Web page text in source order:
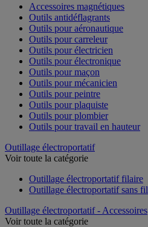
Accessoires magnétiques
Outils antidéflagrants
Outils pour aéronautique
Outils pour carreleur
Outils pour électricien
Outils pour électronique
Outils pour maçon
Outils pour mécanicien
Outils pour peintre
Outils pour plaquiste
Outils pour plombier
Outils pour travail en hauteur
Outillage électroportatif
Voir toute la catégorie
Outillage électroportatif filaire
Outillage électroportatif sans fil
Outillage électroportatif - Accessoires
Voir toute la catégorie